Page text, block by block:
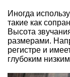
Иногда
такие как
Высота
размерами.
регистре и
глубоким